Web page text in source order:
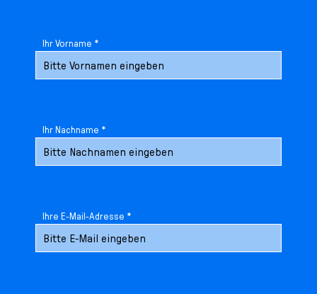
Ihr Vorname *
Ihr Nachname *
Ihre E-Mail-Adresse *